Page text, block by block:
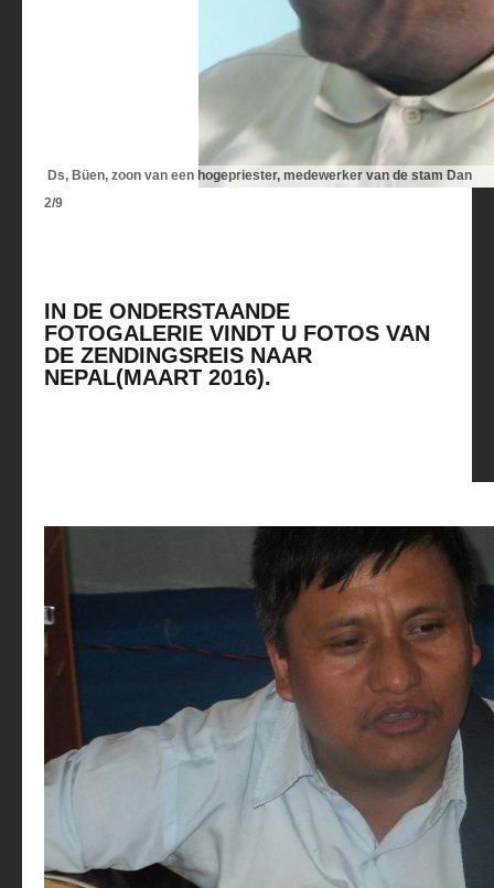
Ds, Büen, zoon van een hogepriester, medewerker van de stam Dan
2/9
IN DE ONDERSTAANDE
FOTOGALERIE VINDT U FOTOS VAN
DE ZENDINGSREIS NAAR
NEPAL(MAART 2016).